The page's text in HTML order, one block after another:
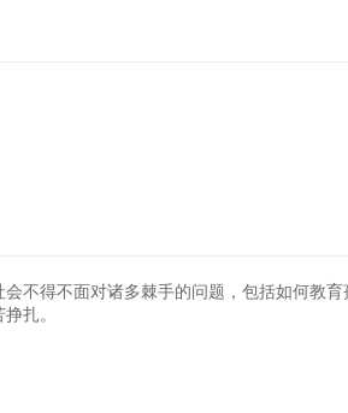
不得不面对诸多棘手的问题，包括如何教
扎。